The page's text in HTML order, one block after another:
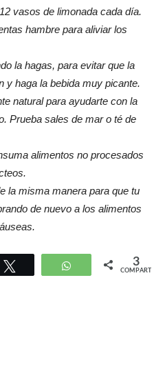
vasos de limonada cada día.
hambre para aliviar los
la hagas, para evitar que la
y haga la bebida muy picante.
natural para ayudarte con la
Prueba sales de mar o té de
alimentos no procesados
la misma manera para que tu
de nuevo a los alimentos
WhatsApp 3
COMPARTIR